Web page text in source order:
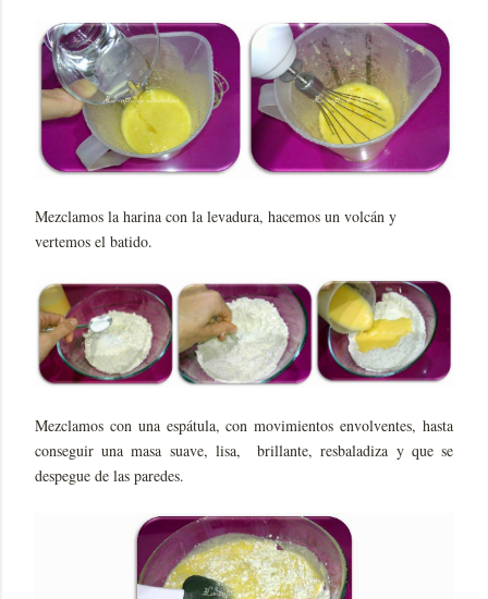
Mezclamos la harina con la levadura, hacemos un volcán y
vertemos el batido.
Mezclamos con una espátula, con movimientos envolventes, hasta
conseguir una masa suave, lisa, brillante, resbaladiza y que se
despegue de las paredes.